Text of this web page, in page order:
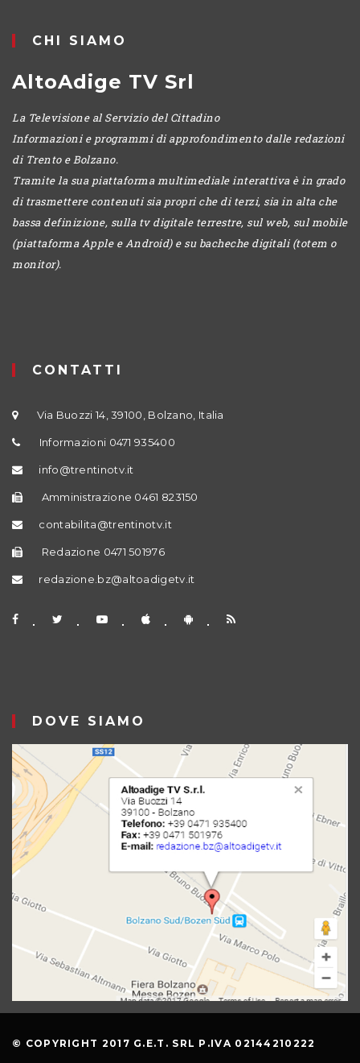
CHI SIAMO
AltoAdige TV Srl
La Televisione al Servizio del Cittadino
Informazioni e programmi di approfondimento dalle redazioni
di Trento e Bolzano.
Tramite la sua piattaforma multimediale interattiva è in grado
di trasmettere contenuti sia propri che di terzi, sia in alta che
bassa definizione, sulla tv digitale terrestre, sul web, sul mobile
(piattaforma Apple e Android) e su bacheche digitali (totem o
monitor).
CONTATTI
Via Buozzi 14, 39100, Bolzano, Italia
Informazioni 0471 935400
info@trentinotv.it
Amministrazione 0461 823150
contabilita@trentinotv.it
Redazione 0471 501976
redazione.bz@altoadigetv.it
DOVE SIAMO
© COPYRIGHT 2017 G.E.T. SRL P.IVA 02144210222